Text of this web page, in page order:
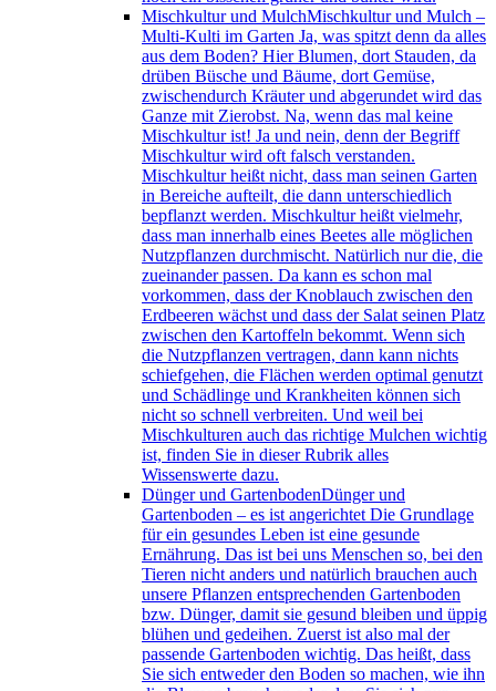
Mischkultur und MulchMischkultur und Mulch –
Multi-Kulti im Garten Ja, was spitzt denn da alles
aus dem Boden? Hier Blumen, dort Stauden, da
drüben Büsche und Bäume, dort Gemüse,
zwischendurch Kräuter und abgerundet wird das
Ganze mit Zierobst. Na, wenn das mal keine
Mischkultur ist! Ja und nein, denn der Begriff
Mischkultur wird oft falsch verstanden.
Mischkultur heißt nicht, dass man seinen Garten
in Bereiche aufteilt, die dann unterschiedlich
bepflanzt werden. Mischkultur heißt vielmehr,
dass man innerhalb eines Beetes alle möglichen
Nutzpflanzen durchmischt. Natürlich nur die, die
zueinander passen. Da kann es schon mal
vorkommen, dass der Knoblauch zwischen den
Erdbeeren wächst und dass der Salat seinen Platz
zwischen den Kartoffeln bekommt. Wenn sich
die Nutzpflanzen vertragen, dann kann nichts
schiefgehen, die Flächen werden optimal genutzt
und Schädlinge und Krankheiten können sich
nicht so schnell verbreiten. Und weil bei
Mischkulturen auch das richtige Mulchen wichtig
ist, finden Sie in dieser Rubrik alles
Wissenswerte dazu.
Dünger und GartenbodenDünger und
Gartenboden – es ist angerichtet Die Grundlage
für ein gesundes Leben ist eine gesunde
Ernährung. Das ist bei uns Menschen so, bei den
Tieren nicht anders und natürlich brauchen auch
unsere Pflanzen entsprechenden Gartenboden
bzw. Dünger, damit sie gesund bleiben und üppig
blühen und gedeihen. Zuerst ist also mal der
passende Gartenboden wichtig. Das heißt, dass
Sie sich entweder den Boden so machen, wie ihn